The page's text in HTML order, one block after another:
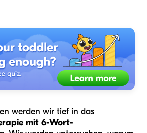
werden wir tief in das
mit 6-Wort-